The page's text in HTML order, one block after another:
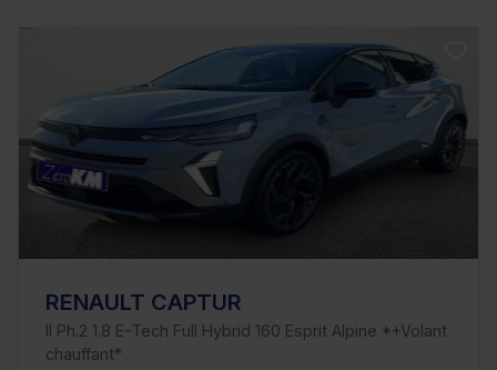
RENAULT CAPTUR
II Ph.2 1.8 E-Tech Full Hybrid 160 Esprit Alpine *+Volant
chauffant*